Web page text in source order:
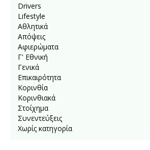
Drivers
Lifestyle
Αθλητικά
Απόψεις
Αφιερώματα
Γ' Εθνική
Γενικά
Επικαιρότητα
Κορινθία
Κορινθιακά
Στοίχημα
Συνεντεύξεις
Χωρίς κατηγορία